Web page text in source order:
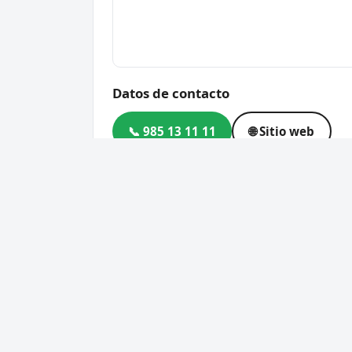
Datos de contacto
📞 985 13 11 11 🌐 Sitio web